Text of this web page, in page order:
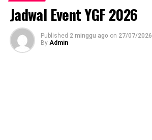
Jadwal Event YGF 2026
Published 2 minggu ago on 27/07/2026
By Admin